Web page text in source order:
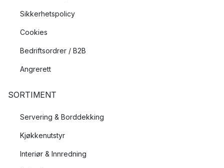
Sikkerhetspolicy
Cookies
Bedriftsordrer / B2B
Angrerett
SORTIMENT
Servering & Borddekking
Kjøkkenutstyr
Interiør & Innredning